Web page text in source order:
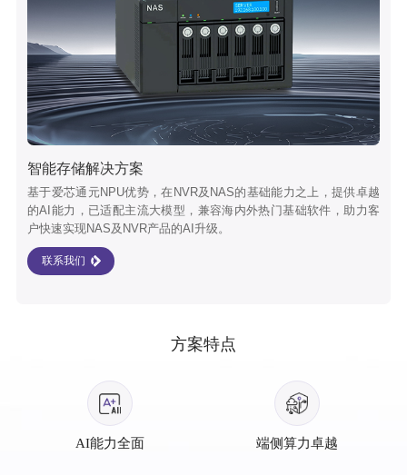
智能存储解决方案
基于爱芯通元NPU优势，在NVR及NAS的基础能力之上，提供卓越
的AI能力，已适配主流大模型，兼容海内外热门基础软件，助力客
户快速实现NAS及NVR产品的AI升级。
联系我们
方案特点
AI能力全面 端侧算力卓越